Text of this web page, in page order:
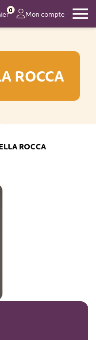
0 Mon compte
ROCCA
ROCCA